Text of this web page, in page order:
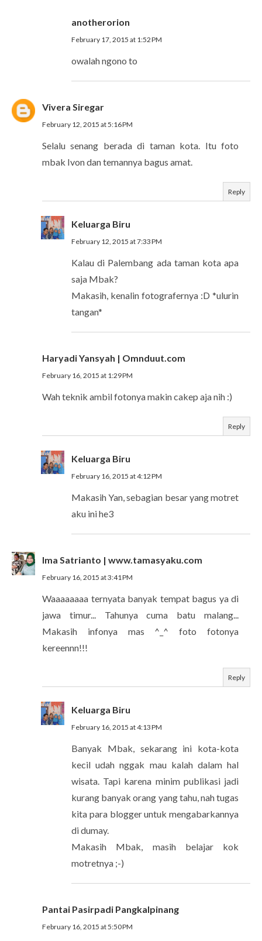
anotherorion
February 17, 2015 at 1:52 PM
owalah ngono to
Vivera Siregar
February 12, 2015 at 5:16 PM
Selalu senang berada di taman kota. Itu foto
mbak Ivon dan temannya bagus amat.
Reply
Keluarga Biru
February 12, 2015 at 7:33 PM
Kalau di Palembang ada taman kota apa
saja Mbak?
Makasih, kenalin fotografernya :D *ulurin
tangan*
Haryadi Yansyah | Omnduut.com
February 16, 2015 at 1:29 PM
Wah teknik ambil fotonya makin cakep aja nih :)
Reply
Keluarga Biru
February 16, 2015 at 4:12 PM
Makasih Yan, sebagian besar yang motret
aku ini he3
Ima Satrianto | www.tamasyaku.com
February 16, 2015 at 3:41 PM
Waaaaaaaa ternyata banyak tempat bagus ya di
jawa timur... Tahunya cuma batu malang...
Makasih infonya mas ^_^ foto fotonya
kereennn!!!
Reply
Keluarga Biru
February 16, 2015 at 4:13 PM
Banyak Mbak, sekarang ini kota-kota
kecil udah nggak mau kalah dalam hal
wisata. Tapi karena minim publikasi jadi
kurang banyak orang yang tahu, nah tugas
kita para blogger untuk mengabarkannya
di dumay.
Makasih Mbak, masih belajar kok
motretnya ;-)
Pantai Pasirpadi Pangkalpinang
February 16, 2015 at 5:50 PM